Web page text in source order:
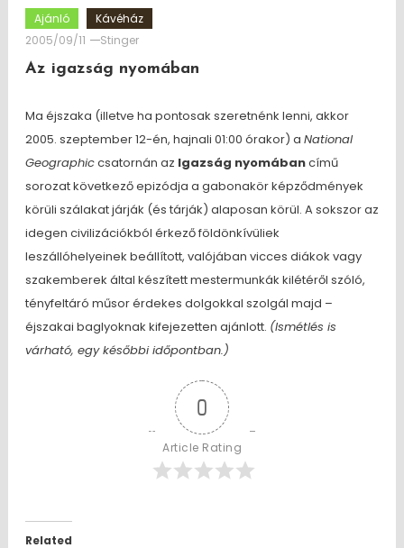
Ajánló
Kávéház
2005/09/11
Stinger
Az igazság nyomában
Ma éjszaka (illetve ha pontosak szeretnénk lenni, akkor
2005. szeptember 12-én, hajnali 01:00 órakor) a National
Geographiccsatornán az Igazság nyomábancímű
sorozat következő epizódja a gabonakör képződmények
körüli szálakat járják (és tárják) alaposan körül. A sokszor az
idegen civilizációkból érkező földönkívüliek
leszállóhelyeinek beállított, valójában vicces diákok vagy
szakemberek által készített mestermunkák kilétéről szóló,
tényfeltáró műsor érdekes dolgokkal szolgál majd –
éjszakai baglyoknak kifejezetten ajánlott. (Ismétlés is
várható, egy későbbi időpontban.)
0
Article Rating
Related